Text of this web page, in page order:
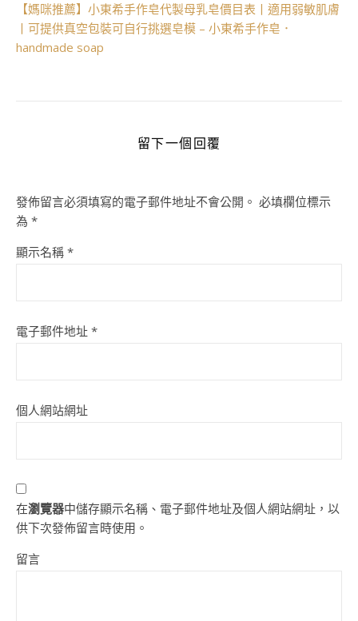
【媽咪推薦】小東希手作皂代製母乳皂價目表丨適用弱敏肌膚
丨可提供真空包裝可自行挑選皂模 – 小東希手作皂．
handmade soap
留下一個回覆
發佈留言必須填寫的電子郵件地址不會公開。 必填欄位標示
為 *
顯示名稱 *
電子郵件地址 *
個人網站網址
在瀏覽器中儲存顯示名稱、電子郵件地址及個人網站網址，以
供下次發佈留言時使用。
留言